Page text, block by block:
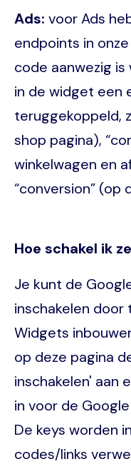
Ads: voor Ads
endpoints in
code aanwezig
in de widget een
teruggekoppeld,
shop pagina),
winkelwagen en
“conversion” (op
Hoe schakel ik
Je kunt de
inschakelen door
Widgets
op deze pagina
inschakelen' aan
in voor de
De keys worden
codes/links